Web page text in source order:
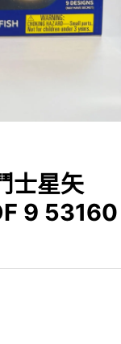
士星矢
9 53160